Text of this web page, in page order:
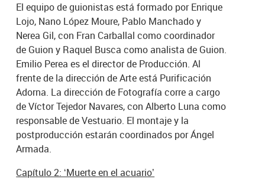
El equipo de guionistas está formado por Enrique
Lojo, Nano López Moure, Pablo Manchado y
Nerea Gil, con Fran Carballal como coordinador
de Guion y Raquel Busca como analista de Guion.
Emilio Perea es el director de Producción. Al
frente de la dirección de Arte está Purificación
Adorna. La dirección de Fotografía corre a cargo
de Víctor Tejedor Navares, con Alberto Luna como
responsable de Vestuario. El montaje y la
postproducción estarán coordinados por Ángel
Armada.
Capítulo 2: ‘Muerte en el acuario’